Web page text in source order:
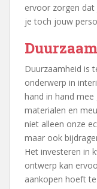
ervoor zorgen
je toch jouw
Duurzaamheid is
onderwerp in
hand in hand
materialen en
niet alleen onze
maar ook
Het investeren in
ontwerp kan
aankopen hoeft